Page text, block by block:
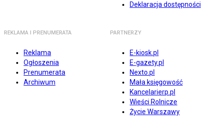
Deklaracja dostępności
REKLAMA I PRENUMERATA
Reklama
Ogłoszenia
Prenumerata
Archiwum
PARTNERZY
E-kiosk.pl
E-gazety.pl
Nexto.pl
Mała księgowość
Kancelarierp.pl
Wieści Rolnicze
Życie Warszawy